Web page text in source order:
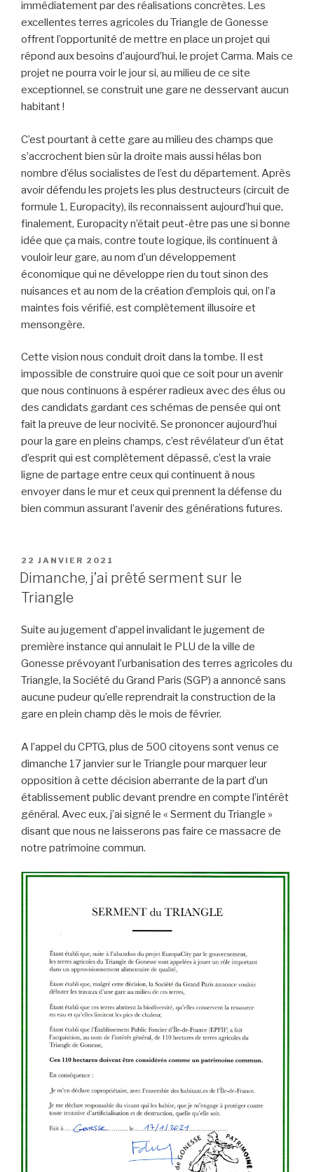
immédiatement par des réalisations concrètes. Les
excellentes terres agricoles du Triangle de Gonesse
offrent l’opportunité de mettre en place un projet qui
répond aux besoins d’aujourd’hui, le projet Carma. Mais ce
projet ne pourra voir le jour si, au milieu de ce site
exceptionnel, se construit une gare ne desservant aucun
habitant !
C’est pourtant à cette gare au milieu des champs que
s’accrochent bien sûr la droite mais aussi hélas bon
nombre d’élus socialistes de l’est du département. Après
avoir défendu les projets les plus destructeurs (circuit de
formule 1, Europacity), ils reconnaissent aujourd’hui que,
finalement, Europacity n’était peut-être pas une si bonne
idée que ça mais, contre toute logique, ils continuent à
vouloir leur gare, au nom d’un développement
économique qui ne développe rien du tout sinon des
nuisances et au nom de la création d’emplois qui, on l’a
maintes fois vérifié, est complètement illusoire et
mensongère.
Cette vision nous conduit droit dans la tombe. Il est
impossible de construire quoi que ce soit pour un avenir
que nous continuons à espérer radieux avec des élus ou
des candidats gardant ces schémas de pensée qui ont
fait la preuve de leur nocivité. Se prononcer aujourd’hui
pour la gare en pleins champs, c’est révélateur d’un état
d’esprit qui est complètement dépassé, c’est la vraie
ligne de partage entre ceux qui continuent à nous
envoyer dans le mur et ceux qui prennent la défense du
bien commun assurant l’avenir des générations futures.
PUBLIÉ
LE
22 JANVIER 2021
Dimanche, j’ai prêté serment sur le
Triangle
Suite au jugement d’appel invalidant le jugement de
première instance qui annulait le PLU de la ville de
Gonesse prévoyant l’urbanisation des terres agricoles du
Triangle, la Société du Grand Paris (SGP) a annoncé sans
aucune pudeur qu’elle reprendrait la construction de la
gare en plein champ dès le mois de février.
A l’appel du CPTG, plus de 500 citoyens sont venus ce
dimanche 17 janvier sur le Triangle pour marquer leur
opposition à cette décision aberrante de la part d’un
établissement public devant prendre en compte l’intérêt
général. Avec eux, j’ai signé le « Serment du Triangle »
disant que nous ne laisserons pas faire ce massacre de
notre patrimoine commun.